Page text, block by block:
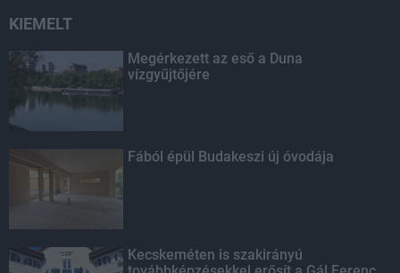
KIEMELT
Megérkezett az eső a Duna
vízgyűjtőjére
Fából épül Budakeszi új óvodája
Kecskeméten is szakirányú